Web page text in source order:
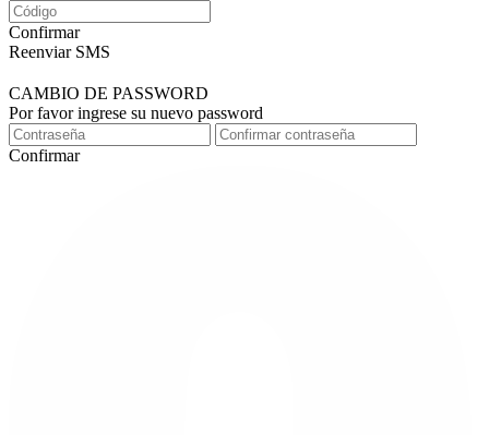
Confirmar
Reenviar SMS
CAMBIO DE PASSWORD
Por favor ingrese su nuevo password
Confirmar